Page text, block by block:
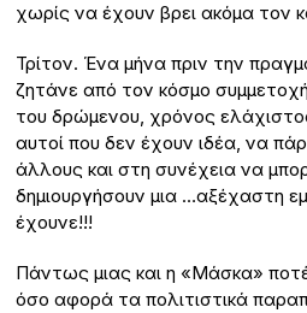
χωρίς να έχουν βρει ακόμα τον
Τρίτον. Ένα μήνα πριν την
ζητάνε από τον κόσμο
του δρώμενου, χρόνος
αυτοί που δεν έχουν ιδέα, να
άλλους και στη συνέχεια να
δημιουργήσουν μια …αξέχαστη
έχουνε!!!
Πάντως μιας και η «Μάσκα»
όσο αφορά τα πολιτιστικά